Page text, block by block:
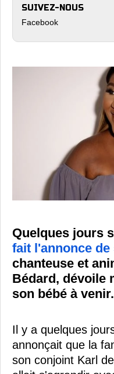
SUIVEZ-NOUS
Facebook
Quelques jours
fait l'annonce
chanteuse et
Bédard, dévoile
son bébé à venir.
Il y a quelques
annonçait que la
son conjoint Karl